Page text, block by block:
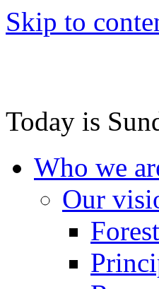
Skip to
Today is
Who we
Our